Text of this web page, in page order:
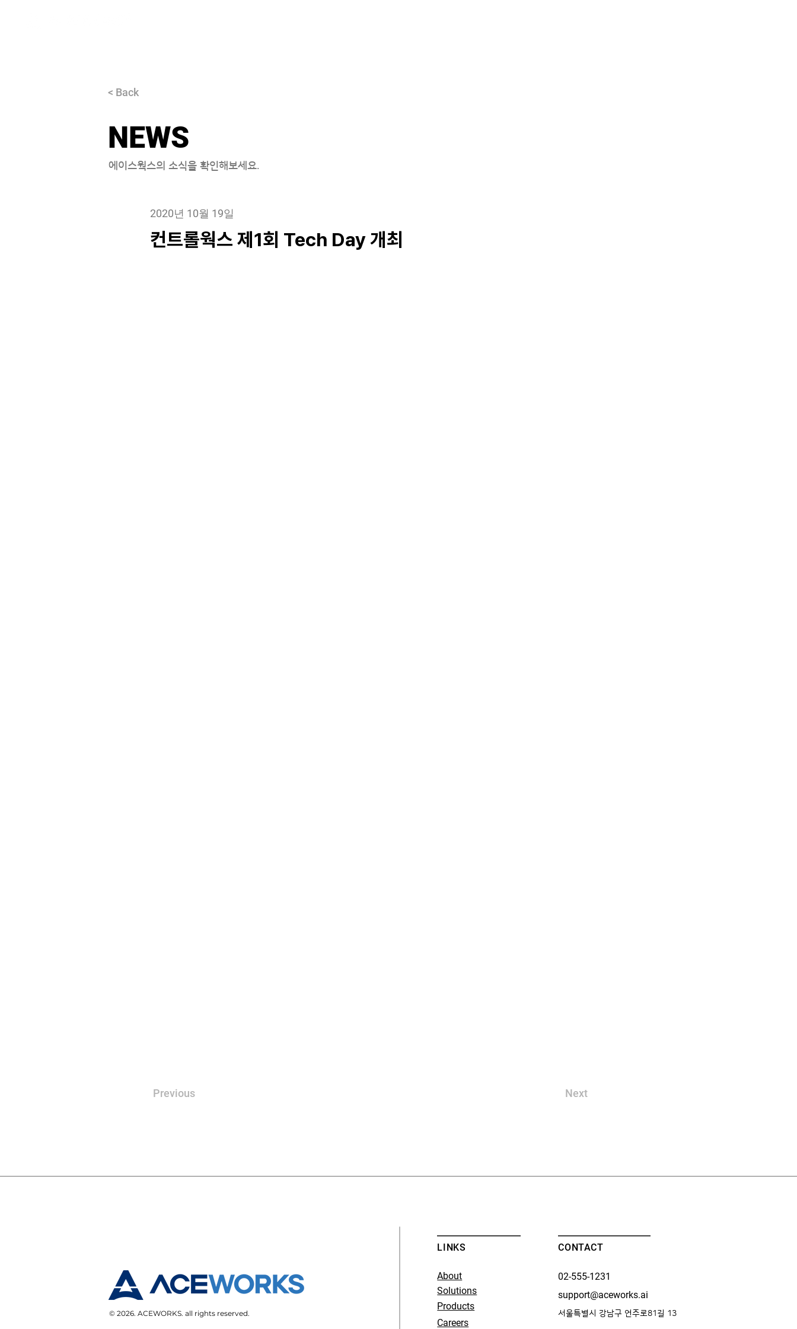
< Back
NEWS
에이스웍스의 소식을 확인해보세요.
2020년 10월 19일
컨트롤웍스 제1회 Tech Day 개최
Previous Next
© 2026. ACEWORKS. all rights reserved.
LINKS
About
Solutions
Products
Careers
CONTACT
02-555-1231
support@aceworks.ai
서울특별시 강남구 언주로81길 13